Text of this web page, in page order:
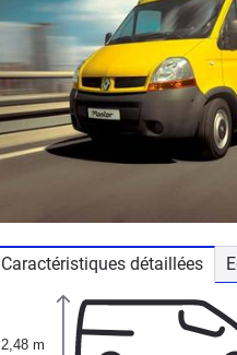
Caractéristiques détaillées
2,48 m